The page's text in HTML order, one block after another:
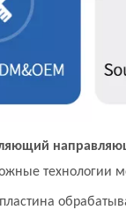
технологии